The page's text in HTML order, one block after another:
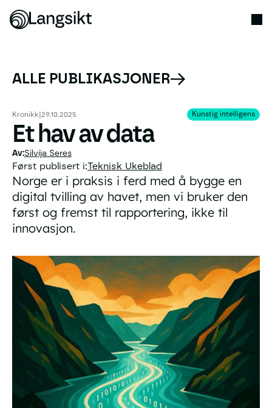
ALLE PUBLIKASJONER
Kronikk|29.10.2025 Kunstig intelligens
Kunstig intelligens
Et hav av data
Silvija Seres
Først publisert i:Teknisk Ukeblad
Norge er i praksis i ferd med å bygge en
digital tvilling av havet, men vi bruker den
først og fremst til rapportering, ikke til
innovasjon.